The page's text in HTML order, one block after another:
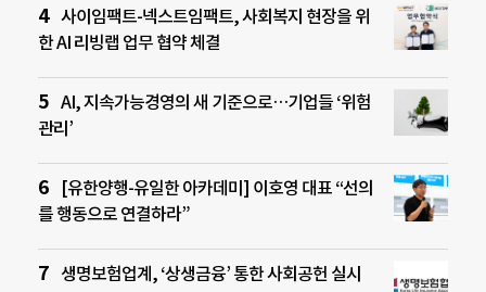
사이임팩트-넥스트임팩트, 사회복지 현장을 위
한 AI 리빙랩 업무 협약 체결
AI, 지속가능경영의 새 기준으로…기업들 ‘위험
관리’
[유한양행-유일한 아카데미] 이호영 대표 “선의
를 행동으로 연결하라”
생명보험업계, ‘상생금융’ 통한 사회공헌 실시